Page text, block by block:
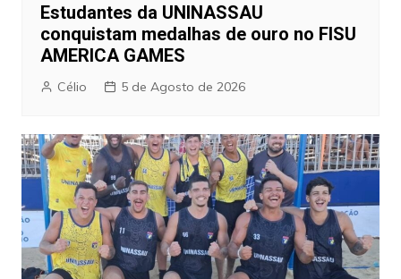
Estudantes da UNINASSAU
conquistam medalhas de ouro no FISU
AMERICA GAMES
Célio 5 de Agosto de 2026